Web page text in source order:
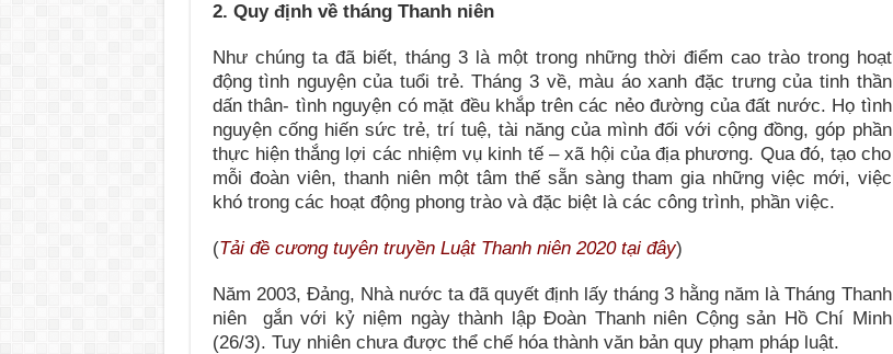
2. Quy định về tháng Thanh niên
Như chúng ta đã biết, tháng 3 là một trong những thời điểm cao trào trong hoạt
động tình nguyện của tuổi trẻ. Tháng 3 về, màu áo xanh đặc trưng của tinh thần
dấn thân- tình nguyện có mặt đều khắp trên các nẻo đường của đất nước. Họ tình
nguyện cống hiến sức trẻ, trí tuệ, tài năng của mình đối với cộng đồng, góp phần
thực hiện thắng lợi các nhiệm vụ kinh tế – xã hội của địa phương. Qua đó, tạo cho
mỗi đoàn viên, thanh niên một tâm thế sẵn sàng tham gia những việc mới, việc
khó trong các hoạt động phong trào và đặc biệt là các công trình, phần việc.
(Tải đề cương tuyên truyền Luật Thanh niên 2020 tại đây)
Năm 2003, Đảng, Nhà nước ta đã quyết định lấy tháng 3 hằng năm là Tháng Thanh
niên gắn với kỷ niệm ngày thành lập Đoàn Thanh niên Cộng sản Hồ Chí Minh
(26/3). Tuy nhiên chưa được thể chế hóa thành văn bản quy phạm pháp luật.